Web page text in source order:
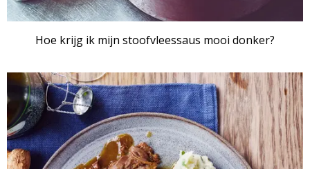
Hoe krijg ik mijn stoofvleessaus mooi donker?
ARTIKEL